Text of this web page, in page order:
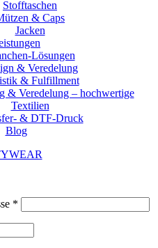
Stofftaschen
& Caps
Jacken
Lösungen
& Veredelung
& Fulfillment
& Veredelung – hochwertige
Textilien
& DTF-Druck
Blog
*